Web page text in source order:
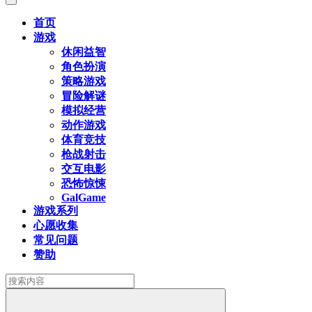
首页
游戏
休闲益智
角色扮演
策略游戏
冒险解谜
模拟经营
动作游戏
体育竞技
枪战射击
交互电影
恐怖惊悚
GalGame
游戏系列
心愿收集
常见问题
赞助